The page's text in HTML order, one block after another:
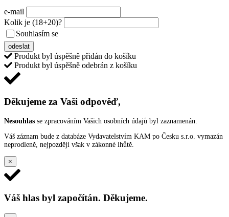
e-mail
Kolik je (18+20)?
Souhlasím se
odeslat
Produkt byl úspěšně přidán do košíku
Produkt byl úspěšně odebrán z košíku
Děkujeme za Vaši odpověď,
Nesouhlas se zpracováním Vašich osobních údajů byl zaznamenán.
Váš záznam bude z databáze Vydavatelstvím KAM po Česku s.r.o. vymazán
neprodleně, nejpozději však v zákonné lhůtě.
×
Váš hlas byl započítán. Děkujeme.